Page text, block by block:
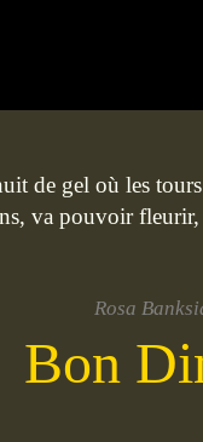
de gel où les
va pouvoir fleurir,
Rosa
Bon